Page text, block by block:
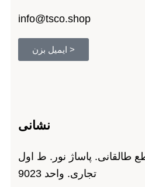
info@tsco.shop
< ایمیل بزن
نشانی
طالقانی. پاساژ نور. ط اول
تجاری. واحد 9023